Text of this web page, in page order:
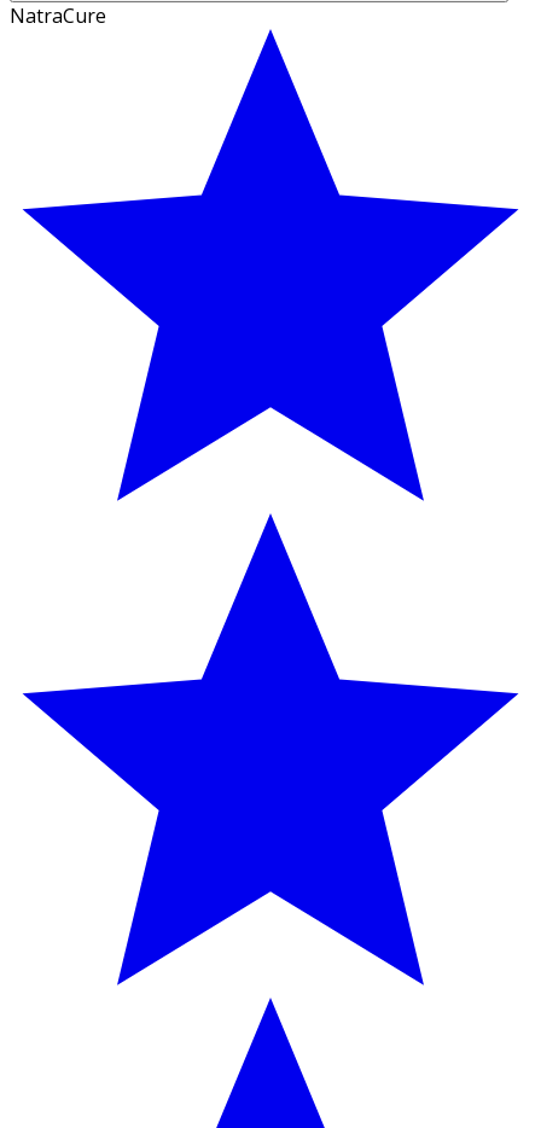
NatraCure